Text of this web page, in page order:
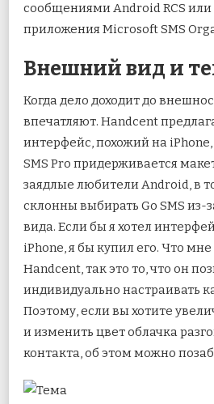
сообщениями Android RCS
приложения Microsoft SMS
Внешний вид и
Когда дело доходит до
впечатляют. Handcent
интерфейс, похожий на iPhone,
SMS Pro придерживается
заядлые любители Android, в
склонны выбирать Go SMS из-
вида. Если бы я хотел
iPhone, я бы купил его. Что
Handcent, так это то, что он
индивидуально настраивать
Поэтому, если вы хотите
и изменить цвет облачка
контакта, об этом можно